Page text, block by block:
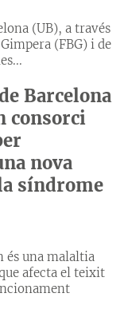
(UB), a través
(FBG) i de
Barcelona
consorci
nova
síndrome
és una malaltia
afecta el teixit